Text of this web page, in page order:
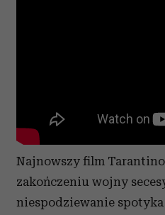
Najnowszy film
zakończeniu wojny
niespodziewanie